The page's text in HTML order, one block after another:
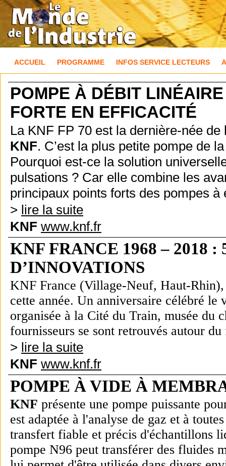
ACCUEIL PROGRAMME INFOS SERVICE LECTEURS
POMPE À DÉBIT
FORTE EN EFFICACITÉ
La KNF FP 70 est la dernière-née
KNF. C’est la plus petite pompe de
Pourquoi est-ce la solution
pulsations ? Car elle combine les
principaux points forts des pompes à
> lire la suite
KNF www.knf.fr
KNF FRANCE 1968 – 2018 :
D’INNOVATIONS
KNF France (Village-Neuf, Haut-
cette année. Un anniversaire célébré le
organisée à la Cité du Train, musée du
fournisseurs se sont retrouvés autour
> lire la suite
KNF www.knf.fr
POMPE À VIDE À
KNF présente une pompe puissante
est adaptée à l'analyse de gaz et à
transfert fiable et précis d'échantillons
pompe N96 peut transférer des fluides